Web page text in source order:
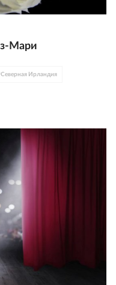
Мари
Северная Ирландия